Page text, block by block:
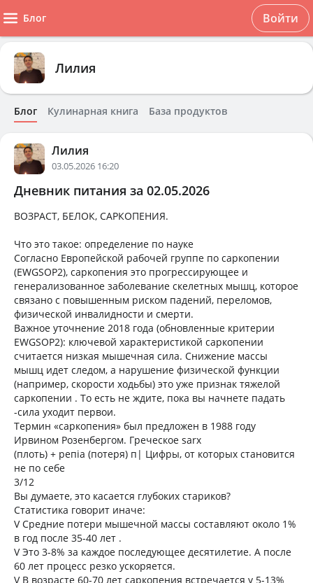
Блог Войти
Лилия
Блог Кулинарная книга База продуктов
Лилия
03.05.2026 16:20
Дневник питания за 02.05.2026
ВОЗРАСТ, БЕЛОК, САРКОПЕНИЯ.
Что это такое: определение по науке
Согласно Европейской рабочей группе по саркопении
(EWGSOP2), саркопения это прогрессирующее и
генерализованное заболевание скелетных мышц, которое
связано с повышенным риском падений, переломов,
физической инвалидности и смерти.
Важное уточнение 2018 года (обновленные критерии
EWGSOP2): ключевой характеристикой саркопении
считается низкая мышечная сила. Снижение массы
мышц идет следом, а нарушение физической функции
(например, скорости ходьбы) это уже признак тяжелой
саркопении . То есть не ждите, пока вы начнете падать
-сила уходит первои.
Термин «саркопения» был предложен в 1988 году
Ирвином Розенбергом. Греческое sarx
(плоть) + репіа (потеря) п| Цифры, от которых становится
не по себе
3/12
Вы думаете, это касается глубоких стариков?
Статистика говорит иначе:
V Средние потери мышечной массы составляют около 1%
в год после 35-40 лет .
V Это 3-8% за каждое последующее десятилетие. А после
60 лет процесс резко ускоряется.
V В возрасте 60-70 лет саркопения встречается у 5-13%